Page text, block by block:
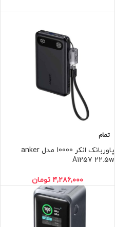
تمام
پاوربانک انکر 10000 مدل anker
A1257 22.5w
۴,۲۸۶,۰۰۰ تومان